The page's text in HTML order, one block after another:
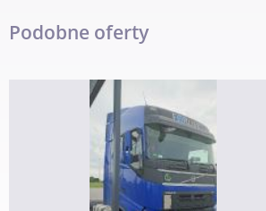
poduszki przód tył
wymiary kontenera 7.50x2.50x1, 63
Pokaż numer
Podobne oferty